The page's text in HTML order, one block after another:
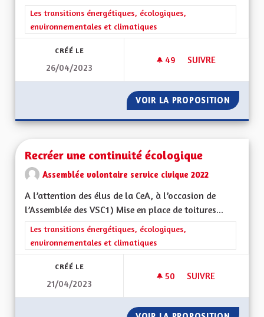
Filtrer les résultats de la catégorie : Les transitions
Les transitions énergétiques, écologiques,
environnementales et climatiques
CRÉÉ LE
26/04/2023
49 49 ABONNÉS
SUIVRE
VOIR LA PROPOSITION
Recréer une continuité écologique
Assemblée volontaire service civique 2022
A l’attention des élus de la CeA, à l’occasion de
l’Assemblée des VSC1) Mise en place de toitures...
Filtrer les résultats de la catégorie : Les transitions
Les transitions énergétiques, écologiques,
environnementales et climatiques
CRÉÉ LE
21/04/2023
50 50 ABONNÉS
SUIVRE